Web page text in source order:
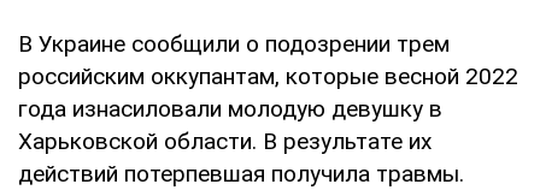
В Украине сообщили о подозрении трем
российским оккупантам, которые весной 2022
года изнасиловали молодую девушку в
Харьковской области. В результате их
действий потерпевшая получила травмы.